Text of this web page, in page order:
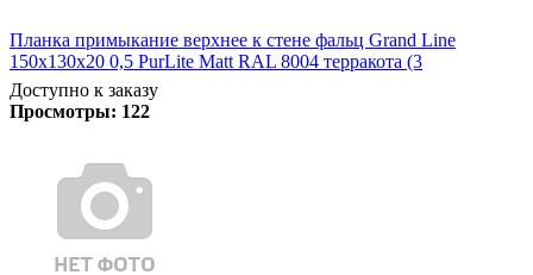
Планка примыкание верхнее к стене фальц Grand Line
150х130х20 0,5 PurLite Matt RAL 8004 терракота (3
Доступно к заказу
Просмотры: 122